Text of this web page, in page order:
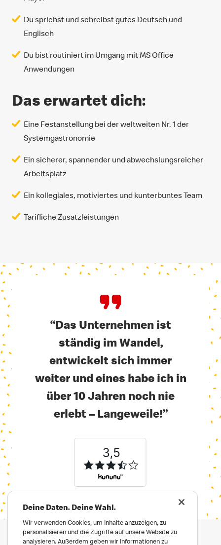
Du sprichst und schreibst gutes Deutsch und
Englisch
Du bist routiniert im Umgang mit MS Office
Anwendungen
Das erwartet dich:
Eine Festanstellung bei der weltweiten Nr. 1 der
Systemgastronomie
Ein sicherer, spannender und abwechslungsreicher
Arbeitsplatz
Ein kollegiales, motiviertes und kunterbuntes Team
Tarifliche Zusatzleistungen
“Das Unternehmen ist
ständig im Wandel,
entwickelt sich immer
weiter und eines habe ich in
über 10 Jahren noch nie
erlebt–Langeweile!”
Deine Daten. Deine Wahl.
Wir verwenden Cookies, um Inhalte anzuzeigen, zu
personalisieren und die Zugriffe auf unsere Website zu
analysieren. Außerdem geben wir Informationen zu